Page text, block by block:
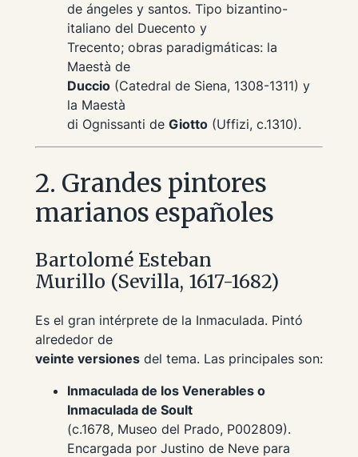
de ángeles y santos. Tipo bizantino-
italiano del Duecento y
Trecento; obras paradigmáticas: la
Maestà de
Duccio(Catedral de Siena, 1308-1311) y
la Maestà
di Ognissanti de Giotto(Uffizi, c.1310).
2. Grandes pintores
marianos españoles
Bartolomé Esteban
Murillo (Sevilla, 1617-1682)
Es el gran intérprete de la Inmaculada. Pintó
alrededor de
veinte versionesdel tema. Las principales son:
Inmaculada de los Venerables o
Inmaculada de Soult
(c.1678, Museo del Prado, P002809).
Encargada por Justino de Neve para